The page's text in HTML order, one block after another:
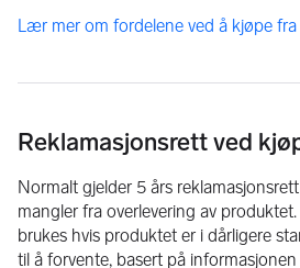
Billageret AS har alt av bruktbil og er
Vi har ikke: - Dyre lokaler som koster
kroner å låne.
Men vi har folk med interesse for bil
flinke folk som kan bil!
Det gjør at vi kan: - Selge biler til
Legga sjela vår i hver bil vi selger, -
ikke minst ha bilen i fokus.
Lær mer om fordelene ved å kjøpe
Reklamasjonsrett ved
Normalt gjelder 5 års
mangler fra overlevering av
brukes hvis produktet er i dårligere
til å forvente, basert på